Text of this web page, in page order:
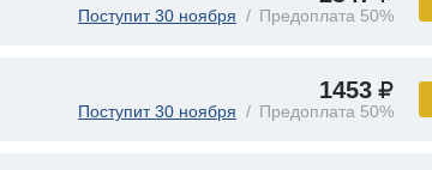
Поступит 30 ноября Предоплата 50%
1453
Поступит 30 ноября Предоплата 50%